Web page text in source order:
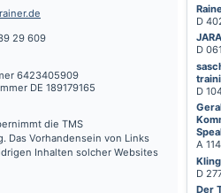
D
D
D
A
D
Der
29 609
6423405909
DE 189179165
die TMS
Das Vorhandensein von Links
Inhalten solcher Websites